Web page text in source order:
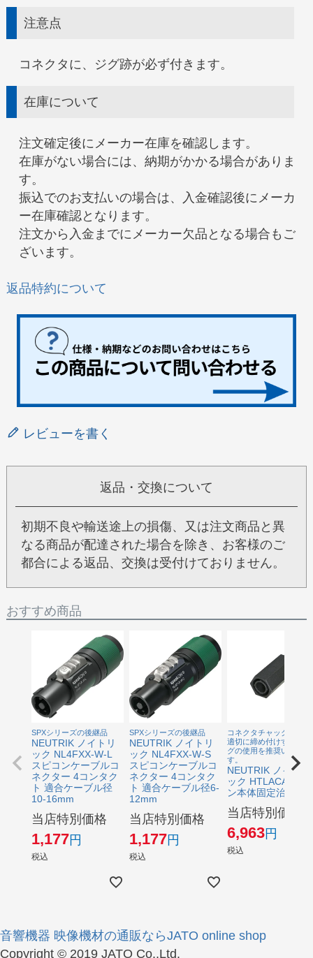
注意点
コネクタに、ジグ跡が必ず付きます。
在庫について
注文確定後にメーカー在庫を確認します。
在庫がない場合には、納期がかかる場合がありま
す。
振込でのお支払いの場合は、入金確認後にメーカ
ー在庫確認となります。
注文から入金までにメーカー欠品となる場合もご
ざいます。
返品特約について
レビューを書く
返品・交換について
初期不良や輸送途上の損傷、又は注文商品と異
なる商品が配達された場合を除き、お客様のご
都合による返品、交換は受付けておりません。
おすすめ商品
SPXシリーズの後継品
NEUTRIK ノイトリ
ック NL4FXX-W-L
スピコンケーブルコ
ネクター 4コンタク
ト 適合ケーブル径
10-16mm
当店特別価格
1,177
税込
SPXシリーズの後継品
NEUTRIK ノイトリ
ック NL4FXX-W-S
スピコンケーブルコ
ネクター 4コンタク
ト 適合ケーブル径6-
12mm
当店特別価格
1,177
税込
コネクタチャックを簡単/
適切に締め付けするため
グの使用を推奨いたしま
す。
NEUTRIK ノイトリ
ック HTLACA スピ
ン本体固定治具
当店特別価格
6,963
税込
音響機器 映像機材の通販ならJATO online shop
Copyright © 2019 JATO Co.,Ltd.